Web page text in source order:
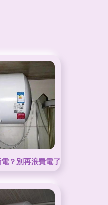
？別再浪費電了！